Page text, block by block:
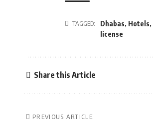
TAGGED: Dhabas, Hotels,
license
Share this Article
PREVIOUS ARTICLE